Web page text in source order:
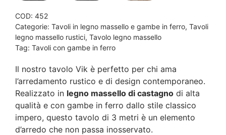
COD: 452
Categorie: Tavoli in legno massello e gambe in ferro, Tavoli
legno massello rustici, Tavolo legno massello
Tag: Tavoli con gambe in ferro
Il nostro tavolo Vik è perfetto per chi ama
l’arredamento rustico e di design contemporaneo.
Realizzato in legno massello di castagno di alta
qualità e con gambe in ferro dallo stile classico
impero, questo tavolo di 3 metri è un elemento
d’arredo che non passa inosservato.